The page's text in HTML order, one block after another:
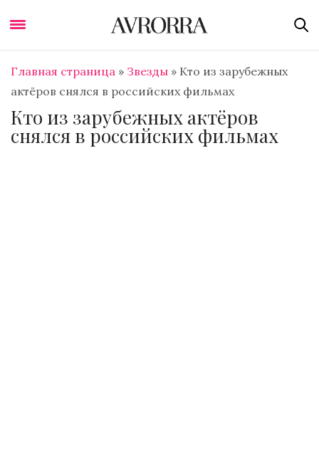
Главная страница » Звезды » Кто из зарубежных
актёров снялся в российских фильмах
Кто из зарубежных актёров
снялся в российских фильмах